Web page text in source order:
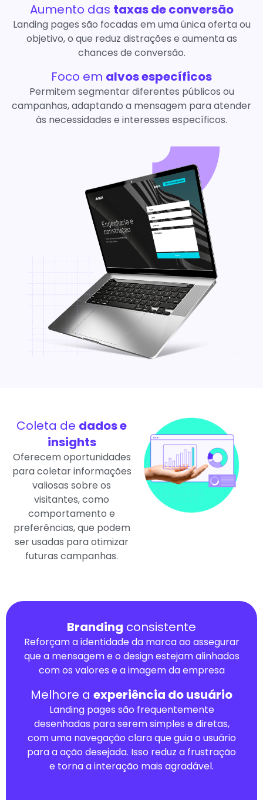
Aumento das taxas de conversão
Landing pages são focadas em uma única oferta ou
objetivo, o que reduz distrações e aumenta as
chances de conversão.
Foco em alvos específicos
Permitem segmentar diferentes públicos ou
campanhas, adaptando a mensagem para atender
às necessidades e interesses específicos.
Coleta de dados e
insights
Oferecem oportunidades
para coletar informações
valiosas sobre os
visitantes, como
comportamento e
preferências, que podem
ser usadas para otimizar
futuras campanhas.
Branding consistente
Reforçam a identidade da marca ao assegurar
que a mensagem e o design estejam alinhados
com os valores e a imagem da empresa
Melhore a experiência do usuário
Landing pages são frequentemente
desenhadas para serem simples e diretas,
com uma navegação clara que guia o usuário
para a ação desejada. Isso reduz a frustração
e torna a interação mais agradável.